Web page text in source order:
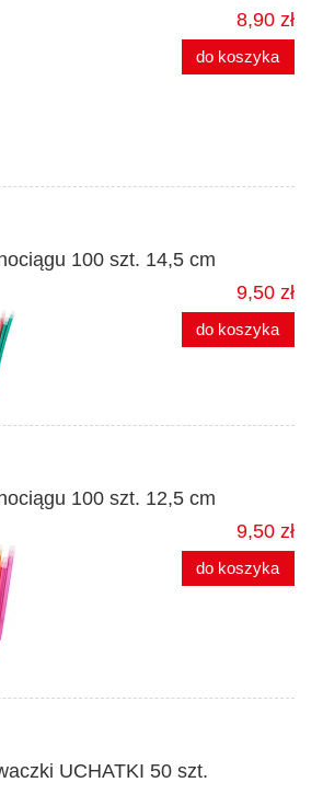
8,90 zł
do koszyka
100 szt. 14,5 cm
9,50 zł
do koszyka
100 szt. 12,5 cm
9,50 zł
do koszyka
UCHATKI 50 szt.